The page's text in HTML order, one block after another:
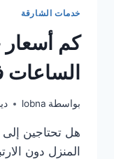
الساعات
في
عجمان
خدمات الشارقة
كم
الساعات
بواسطة lobna
هل تحتاجين
المنزل دون